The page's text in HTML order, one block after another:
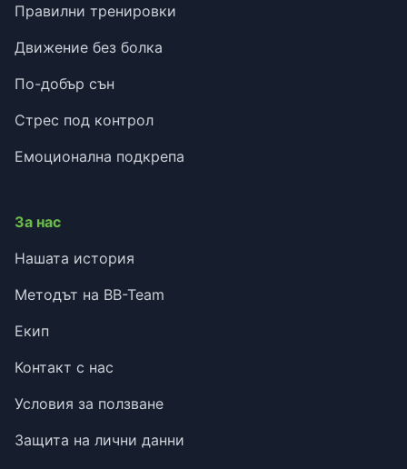
Правилни тренировки
Движение без болка
По-добър сън
Стрес под контрол
Емоционална подкрепа
За нас
Нашата история
Методът на BB-Team
Екип
Контакт с нас
Условия за ползване
Защита на лични данни